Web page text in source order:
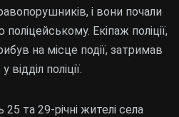
і вони почали
Екіпаж поліції,
на місце події, затримав
поліції.
та 29-річні жителі села